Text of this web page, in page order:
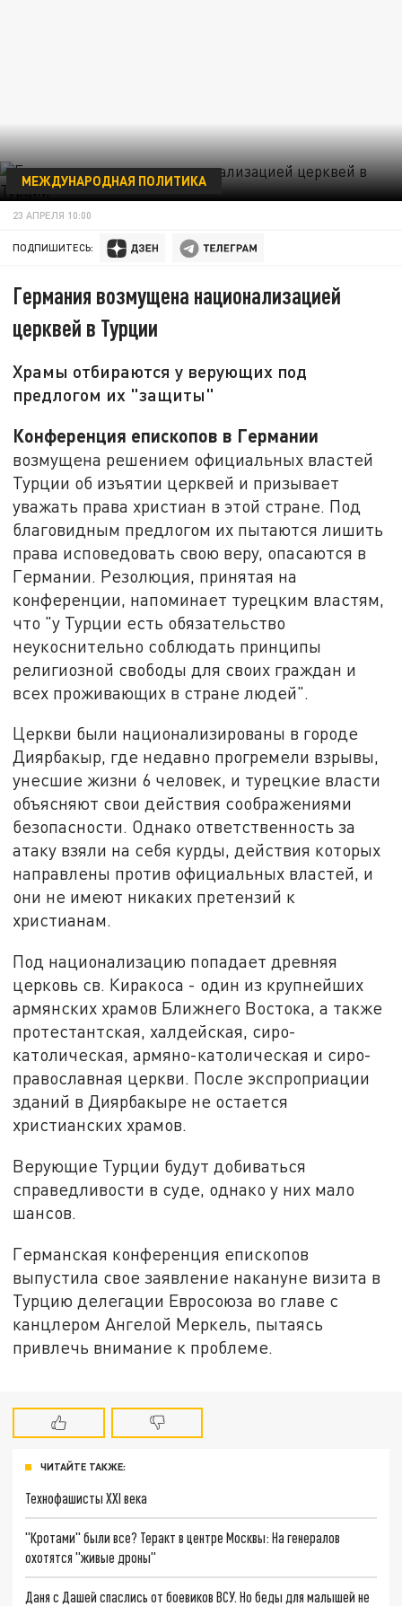
МЕЖДУНАРОДНАЯ ПОЛИТИКА
23 АПРЕЛЯ 10:00
ПОДПИШИТЕСЬ:
Германия возмущена национализацией
церквей в Турции
Храмы отбираются у верующих под
предлогом их "защиты"
Конференция епископов в Германии
возмущена решением официальных властей
Турции об изъятии церквей и призывает
уважать права христиан в этой стране. Под
благовидным предлогом их пытаются лишить
права исповедовать свою веру, опасаются в
Германии. Резолюция, принятая на
конференции, напоминает турецким властям,
что "у Турции есть обязательство
неукоснительно соблюдать принципы
религиозной свободы для своих граждан и
всех проживающих в стране людей".
Церкви были национализированы в городе
Диярбакыр, где недавно прогремели взрывы,
унесшие жизни 6 человек, и турецкие власти
объясняют свои действия соображениями
безопасности. Однако ответственность за
атаку взяли на себя курды, действия которых
направлены против официальных властей, и
они не имеют никаких претензий к
христианам.
Под национализацию попадает древняя
церковь св. Киракоса - один из крупнейших
армянских храмов Ближнего Востока,а также
протестантская, халдейская, сиро-
католическая, армяно-католическая и сиро-
православная церкви. После экспроприации
зданий в Диярбакыре не остается
христианских храмов.
Верующие Турции будут добиваться
справедливости в суде, однако у них мало
шансов.
Германская конференция епископов
выпустила свое заявление накануне визита в
Турцию делегации Евросоюза во главе с
канцлером Ангелой Меркель, пытаясь
привлечь внимание к проблеме.
ЧИТАЙТЕ ТАКЖЕ:
Технофашисты XXI века
"Кротами" были все? Теракт в центре Москвы: На генералов
охотятся "живые дроны"
Даня с Дашей спаслись от боевиков ВСУ. Но беды для малышей не